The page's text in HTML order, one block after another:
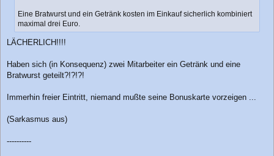
Eine Bratwurst und ein Getränk kosten im Einkauf sicherlich kombiniert
maximal drei Euro.
LÄCHERLICH!!!!
Haben sich (in Konsequenz) zwei Mitarbeiter ein Getränk und eine
Bratwurst geteilt?!?!?!
Immerhin freier Eintritt, niemand mußte seine Bonuskarte vorzeigen ...
(Sarkasmus aus)
----------